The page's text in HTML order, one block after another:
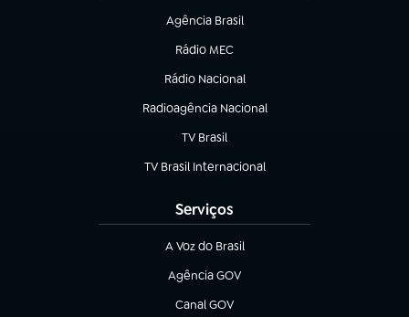
Agência Brasil
(abre em nova aba)
Rádio MEC
(abre em nova aba)
Rádio Nacional
Radioagência Nacional
(abre em nova aba)
TV Brasil
(abre em nova aba)
TV Brasil Internacional
(abre em nova aba)
Serviços
A Voz do Brasil
(abre em nova aba)
Agência GOV
(abre em nova aba)
Canal GOV
(abre em nova aba)